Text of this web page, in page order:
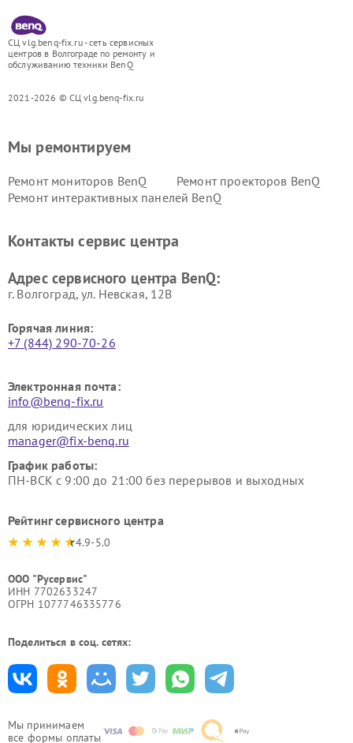
СЦ vlg.benq-fix.ru - сеть сервисных
центров в Волгограде по ремонту и
обслуживанию техники BenQ
2021-2026 © СЦ vlg.benq-fix.ru
Мы принимаем
все формы оплаты
Мы ремонтируем
Ремонт мониторов BenQ
Ремонт проекторов BenQ
Ремонт интерактивных панелей BenQ
Контакты сервис центра
Адрес сервисного центра BenQ:
г. Волгоград, ул. Невская, 12В
Горячая линия:
+7 (844) 290-70-26
Электронная почта:
info@benq-fix.ru
для юридических лиц
manager@fix-benq.ru
График работы:
ПН-ВСК с 9:00 до 21:00 без перерывов и выходных
Рейтинг сервисного центра
4.9-5.0
ООО "Русервис"
ИНН 7702633247
ОГРН 1077746335776
Поделиться в соц. сетях: